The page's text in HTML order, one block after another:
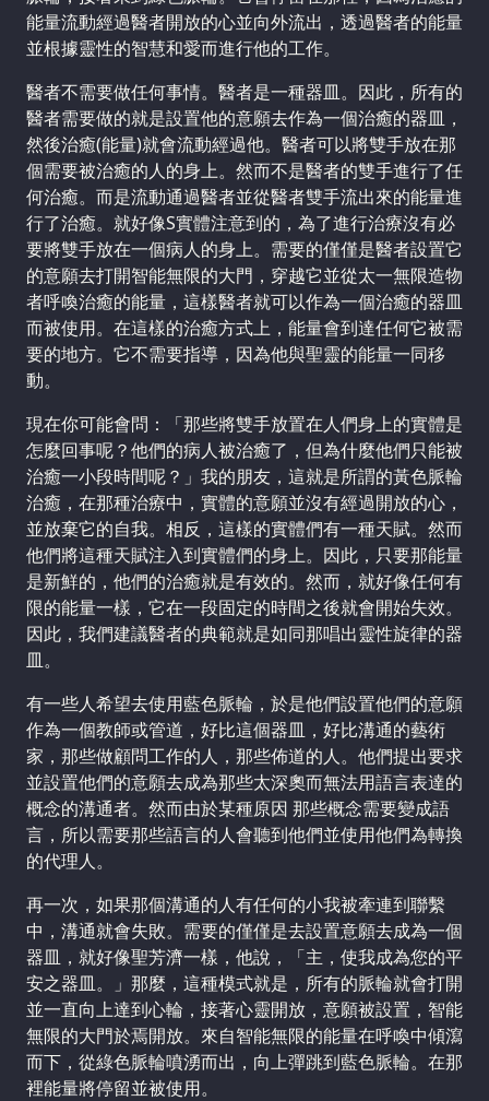
能量流動經過醫者開放的心並向外流出，透過醫者的能量
並根據靈性的智慧和愛而進行他的工作。
醫者不需要做任何事情。醫者是一種器皿。因此，所有的
醫者需要做的就是設置他的意願去作為一個治癒的器皿，
然後治癒(能量)就會流動經過他。醫者可以將雙手放在那
個需要被治癒的人的身上。然而不是醫者的雙手進行了任
何治癒。而是流動通過醫者並從醫者雙手流出來的能量進
行了治癒。就好像S實體注意到的，為了進行治療沒有必
要將雙手放在一個病人的身上。需要的僅僅是醫者設置它
的意願去打開智能無限的大門，穿越它並從太一無限造物
者呼喚治癒的能量，這樣醫者就可以作為一個治癒的器皿
而被使用。在這樣的治癒方式上，能量會到達任何它被需
要的地方。它不需要指導，因為他與聖靈的能量一同移
動。
現在你可能會問：「那些將雙手放置在人們身上的實體是
怎麼回事呢？他們的病人被治癒了，但為什麼他們只能被
治癒一小段時間呢？」我的朋友，這就是所謂的黃色脈輪
治癒，在那種治療中，實體的意願並沒有經過開放的心，
並放棄它的自我。相反，這樣的實體們有一種天賦。然而
他們將這種天賦注入到實體們的身上。因此，只要那能量
是新鮮的，他們的治癒就是有效的。然而，就好像任何有
限的能量一樣，它在一段固定的時間之後就會開始失效。
因此，我們建議醫者的典範就是如同那唱出靈性旋律的器
皿。
有一些人希望去使用藍色脈輪，於是他們設置他們的意願
作為一個教師或管道，好比這個器皿，好比溝通的藝術
家，那些做顧問工作的人，那些佈道的人。他們提出要求
並設置他們的意願去成為那些太深奧而無法用語言表達的
概念的溝通者。然而由於某種原因 那些概念需要變成語
言，所以需要那些語言的人會聽到他們並使用他們為轉換
的代理人。
再一次，如果那個溝通的人有任何的小我被牽連到聯繫
中，溝通就會失敗。需要的僅僅是去設置意願去成為一個
器皿，就好像聖芳濟一樣，他說，「主，使我成為您的平
安之器皿。」那麼，這種模式就是，所有的脈輪就會打開
並一直向上達到心輪，接著心靈開放，意願被設置，智能
無限的大門於焉開放。來自智能無限的能量在呼喚中傾瀉
而下，從綠色脈輪噴湧而出，向上彈跳到藍色脈輪。在那
裡能量將停留並被使用。